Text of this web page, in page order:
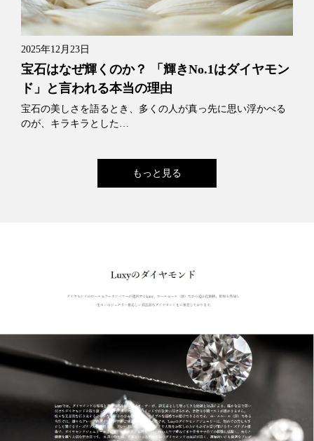
2025年12月23日
宝石はなぜ輝くのか？ 「輝きNo.1はダイヤモン
ド」と言われる本当の理由
宝石の美しさを語るとき、多くの人が真っ先に思い浮かべる
のが、キラキラとした…
もっと見る